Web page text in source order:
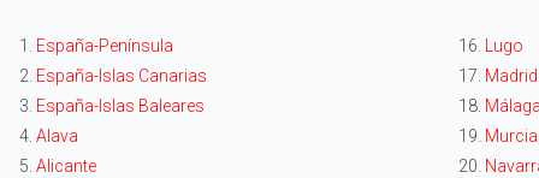
1. España-Península 16.
Lugo
2. España-Islas Canarias 17. Madrid
3. España-Islas Baleares 18.
4. Alava 19. Murcia
5. Alicante 20.